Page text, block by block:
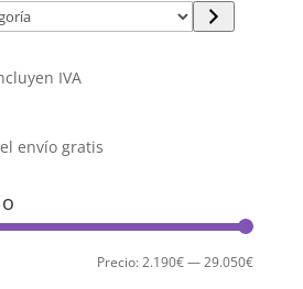
IVA
envío gratis
Precio
Precio
Precio:2.190€—29.050€